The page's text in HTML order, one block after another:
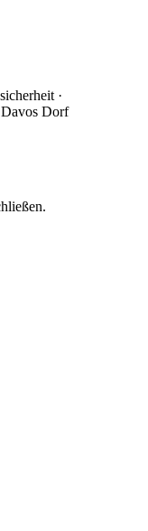
·
Davos Dorf